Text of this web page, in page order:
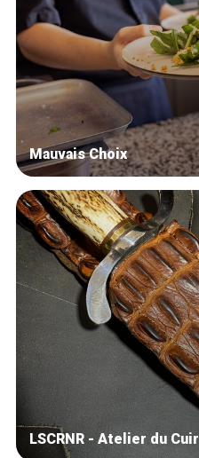
Mauvais Choix
LSCRNR - Atelier du Cuir